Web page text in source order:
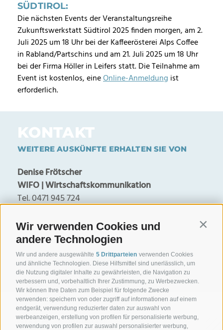
Wir verwenden Cookies und
andere Technologien
Wir und andere ausgewählte 5 Drittparteien verwenden Cookies
und ähnliche Technologien. Diese Hilfsmittel sind unerlässlich, um
die Nutzung digitaler Inhalte zu gewährleisten, die Navigation zu
verbessern und, vorbehaltlich Ihrer Zustimmung, zu Werbezwecken.
Wir können Ihre Daten zum Beispiel für folgende Zwecke
verwenden: speichern von oder zugriff auf informationen auf einem
endgerät, verwendung reduzierter daten zur auswahl von
werbeanzeigen, erstellung von profilen für personalisierte werbung,
verwendung von profilen zur auswahl personalisierter werbung,
SÜDTIROL:
Die nächsten Events der Veranstaltungsreihe
Zukunftswerkstatt Südtirol 2025 finden morgen, am 2.
Juli 2025 um 18 Uhr bei der Kaffeerösterei Alps Coffee
in Rabland/Partschins und am 21. Juli 2025 um 18 Uhr
bei der Firma Höller in Leifers statt. Die Teilnahme am
Event ist kostenlos, eineOnline-Anmeldung ist
erforderlich.
KONTAKT
WEITERE AUSKÜNFTE ERHALTEN SIE VON
Denise Frötscher
WIFO | Wirtschaftskommunikation
Tel. 0471 945 724
Georg Lun
WIFO-Direktor
Tel. 0471 945 708
georg.lun@handelskammer.bz.it